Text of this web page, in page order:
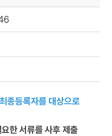
종등록자를 대상으로
한 서류를 사후 제출